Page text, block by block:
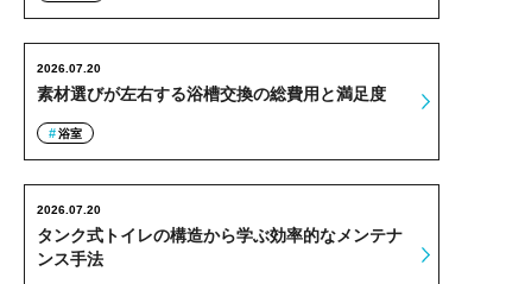
素材選びが左右する浴槽交換の総費用と満足度
2026.07.20
浴室
タンク式トイレの構造から学ぶ効率的なメンテナ
ンス手法
2026.07.20